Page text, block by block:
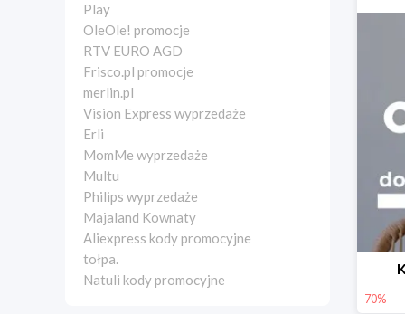
Play
OleOle! promocje
RTV EURO AGD
Frisco.pl promocje
merlin.pl
Vision Express wyprzedaże
Erli
MomMe wyprzedaże
Multu
Philips wyprzedaże
Majaland Kownaty
Aliexpress kody promocyjne
tołpa.
Natuli kody promocyjne
70%